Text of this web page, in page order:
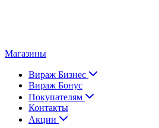
Магазины
Вираж Бизнес
Вираж Бонус
Покупателям
Контакты
Акции